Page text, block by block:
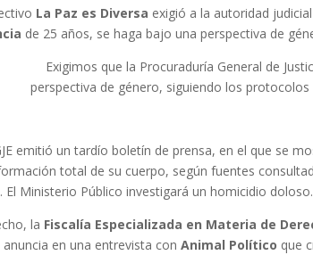
La Paz es Diversa exigió a la autoridad
de 25 años, se haga bajo una perspectiva de
Exigimos que la Procuraduría General de
perspectiva de género, siguiendo los
emitió un tardío boletín de prensa, en el que se
total de su cuerpo, según fuentes
El Ministerio Público investigará un homicidio doloso.
la Fiscalía Especializada en Materia de
anuncia en una entrevista conAnimal Político que